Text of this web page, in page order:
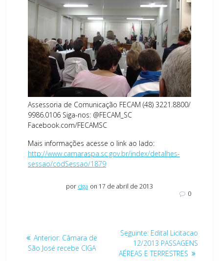
Assessoria de Comunicação FECAM (48) 3221.8800/
9986.0106 Siga-nos: @FECAM_SC
Facebook.com/FECAMSC
Mais informações acesse o link ao lado:
http://www.camaraspa.sc.gov.br/index/detalhes-
sessao/codSessao/1879
por ciga on 17 de abril de 2013
0
Anterior: Post
anterior:
Câmara de
São José recebe CIGA
Seguinte: Post
seguinte:
Edital Licitacao
12/2013 PASSAGENS
AÉREAS E TERRESTRES